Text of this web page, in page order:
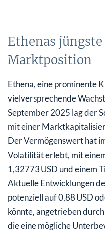
Ethenas
Marktposition
Ethena, eine prominente
vielversprechende
September 2025 lag der
mit einer
Der Vermögenswert hat
Volatilität erlebt, mit
1,32773 USD und einem
Aktuelle Entwicklungen
potenziell auf 0,88 USD
könnte, angetrieben
die eine mögliche